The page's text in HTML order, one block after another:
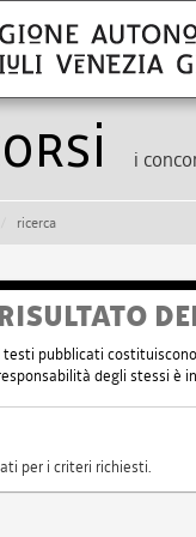
i
ricerca
RISULTATO
testi pubblicati
degli stessi è
per i criteri richiesti.